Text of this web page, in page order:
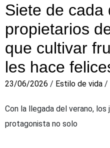
Siete de cada
propietarios
que cultivar
les hace
23/06/2026 / Estilo de vida /
Con la llegada del verano,
protagonista no solo